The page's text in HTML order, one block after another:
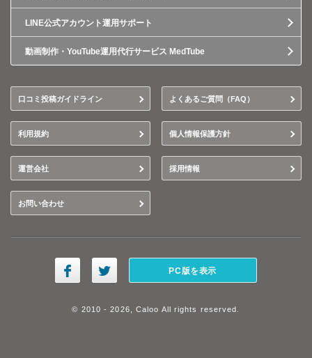
LINE公式アカウント運用サポート
動画制作・YouTube運用代行サービス MedTube
口コミ投稿ガイドライン よくあるご質問（FAQ）
利用規約 個人情報保護方針
運営会社 採用情報
お問い合わせ
PC版を表示
© 2010 - 2026, Caloo All rights reserved.